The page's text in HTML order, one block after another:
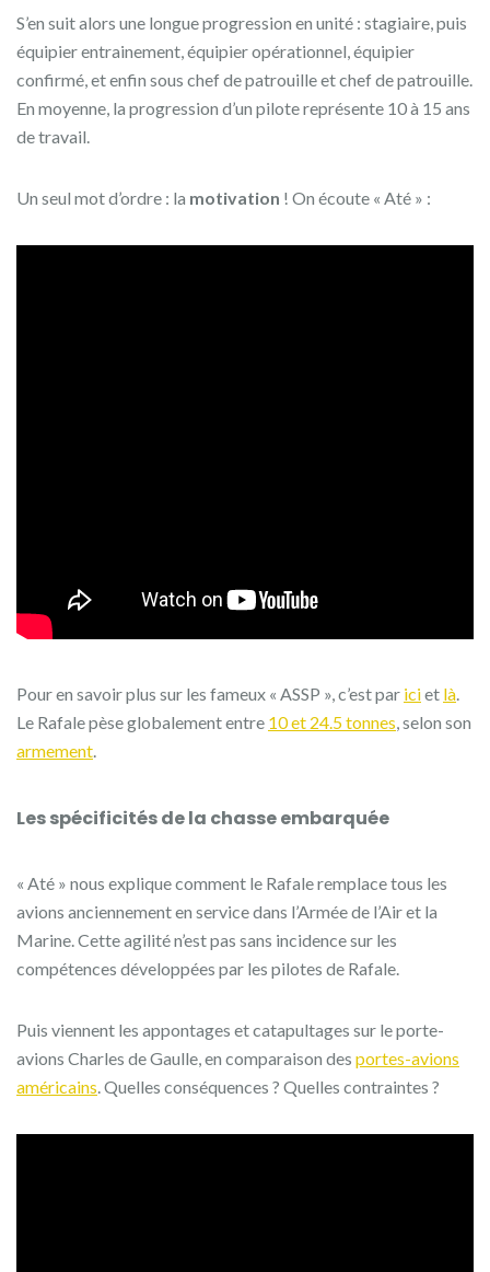
S’en suit alors une longue progression en unité : stagiaire, puis
équipier entrainement, équipier opérationnel, équipier
confirmé, et enfin sous chef de patrouille et chef de patrouille.
En moyenne, la progression d’un pilote représente 10 à 15 ans
de travail.
Un seul mot d’ordre : la motivation ! On écoute « Até » :
Pour en savoir plus sur les fameux « ASSP », c’est par iciet là
Le Rafale pèse globalement entre 10 et 24.5 tonnes , selon son
armement
Les spécificités de la chasse embarquée
« Até » nous explique comment le Rafale remplace tous les
avions anciennement en service dans l’Armée de l’Air et la
Marine. Cette agilité n’est pas sans incidence sur les
compétences développées par les pilotes de Rafale.
Puis viennent les appontages et catapultages sur le porte-
avions Charles de Gaulle, en comparaison des portes-avions
américains . Quelles conséquences ? Quelles contraintes ?